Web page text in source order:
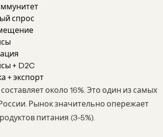
спрос
+ D2C
+ экспорт
около 16%. Это один из самых
Рынок значительно опережает
питания (3-5%).